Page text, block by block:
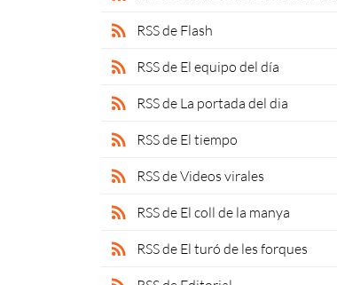
rss_feed RSS de Flash
rss_feed RSS de El equipo del día
rss_feed RSS de La portada del dia
rss_feed RSS de El tiempo
rss_feed RSS de Videos virales
rss_feed RSS de El coll de la manya
rss_feed RSS de El turó de les forques